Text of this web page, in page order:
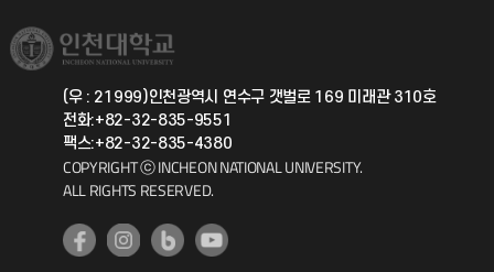
취업정보(학생)
총동문회
국제지원과
공자아카데미
기초교육원
공학교육혁신센터
(우 : 21999)인천광역시 연수구 갯벌로 169 미래관 310호
전화:+82-32-835-9551
팩스:+82-32-835-4380
COPYRIGHT ⓒ INCHEON NATIONAL UNIVERSITY.
ALL RIGHTS RESERVED.